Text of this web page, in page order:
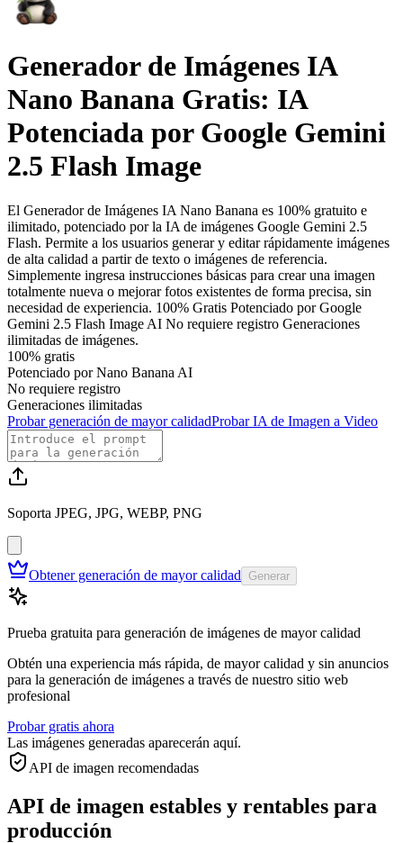
Generador de Imágenes IA
Nano Banana Gratis: IA
Potenciada por Google Gemini
2.5 Flash Image
El Generador de Imágenes IA Nano Banana es 100% gratuito e
ilimitado, potenciado por la IA de imágenes Google Gemini 2.5
Flash. Permite a los usuarios generar y editar rápidamente imágenes
de alta calidad a partir de texto o imágenes de referencia.
Simplemente ingresa instrucciones básicas para crear una imagen
totalmente nueva o mejorar fotos existentes de forma precisa, sin
necesidad de experiencia. 100% Gratis Potenciado por Google
Gemini 2.5 Flash Image AI No requiere registro Generaciones
ilimitadas de imágenes.
100% gratis
Potenciado por Nano Banana AI
No requiere registro
Generaciones ilimitadas
Probar generación de mayor calidadProbar IA de Imagen a Video
Soporta JPEG, JPG, WEBP, PNG
Obtener generación de mayor calidad Generar
Prueba gratuita para generación de imágenes de mayor calidad
Obtén una experiencia más rápida, de mayor calidad y sin anuncios
para la generación de imágenes a través de nuestro sitio web
profesional
Probar gratis ahora
Las imágenes generadas aparecerán aquí.
API de imagen recomendadas
API de imagen estables y rentables para
producción